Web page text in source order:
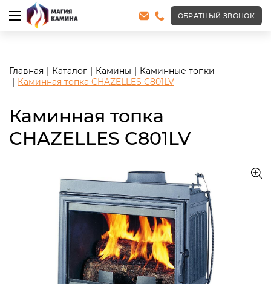
<meta name="robots" content="noindex, follow"/>
ОБРАТНЫЙ ЗВОНОК
Главная Каталог Камины
Каминные топки
Каминная топка CHAZELLES C801LV
Каминная топка
CHAZELLES C801LV